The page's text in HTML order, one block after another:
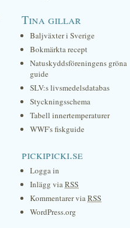
Tina gillar
Baljväxter i Sverige
Bokmärkta recept
Natuskyddsföreningens gröna
guide
SLV:s livsmedelsdatabas
Styckningsschema
Tabell innertemperaturer
WWF's fiskguide
pickipicki.se
Logga in
Inlägg viaRSS
Kommentarer viaRSS
WordPress.org